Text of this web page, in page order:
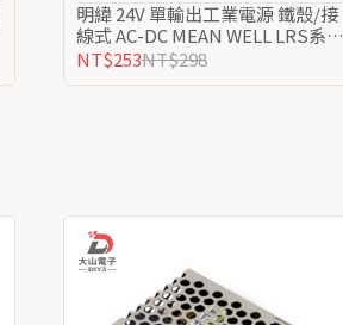
明緯 24V 單輸出工業電源 鐵殼/接
線式 AC-DC MEAN WELL LRS系列
交流轉直流
NT$253NT$298